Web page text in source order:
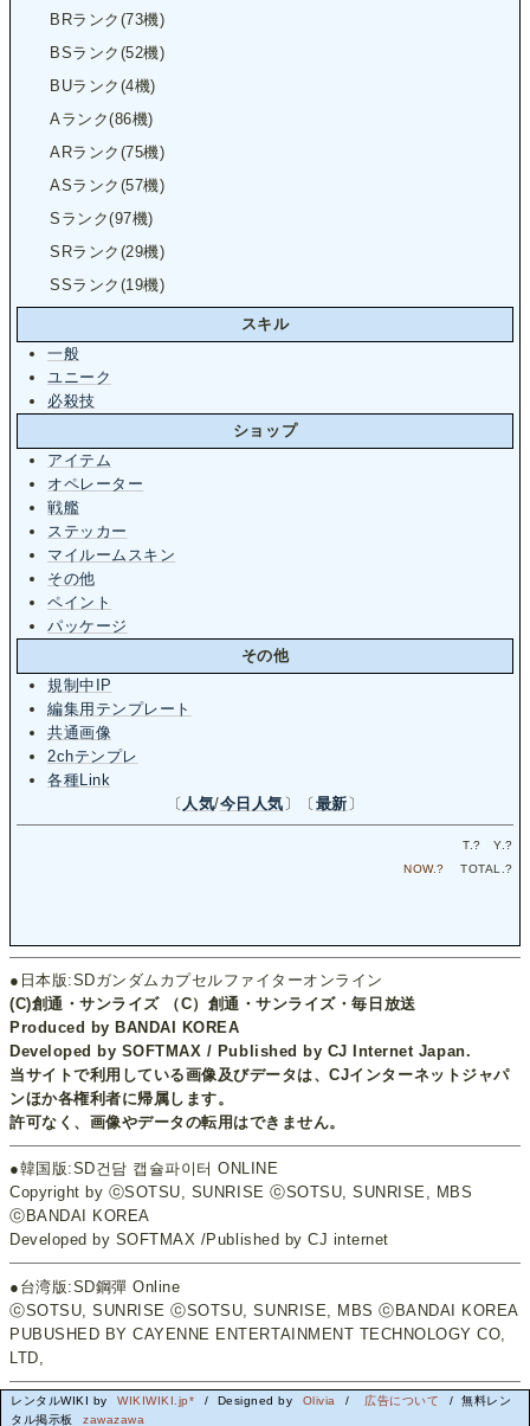
BRランク(73機)
BSランク(52機)
BUランク(4機)
Aランク(86機)
ARランク(75機)
ASランク(57機)
Sランク(97機)
SRランク(29機)
SSランク(19機)
スキル
一般
ユニーク
必殺技
ショップ
アイテム
オペレーター
戦艦
ステッカー
マイルームスキン
その他
ペイント
パッケージ
その他
規制中IP
編集用テンプレート
共通画像
2chテンプレ
各種Link
〔 人気/今日人気 〕〔 最新 〕
T.? Y.?
NOW.? TOTAL.?
●日本版:SDガンダムカプセルファイターオンライン
(C)創通・サンライズ （C）創通・サンライズ・毎日放送
Produced by BANDAI KOREA
Developed by SOFTMAX / Published by CJ Internet Japan.
当サイトで利用している画像及びデータは、CJインターネットジャパ
ンほか各権利者に帰属します。
許可なく、画像やデータの転用はできません。
●韓国版:SD건담 캡슐파이터 ONLINE
Copyright by ⓒSOTSU, SUNRISE ⓒSOTSU, SUNRISE, MBS
ⓒBANDAI KOREA
Developed by SOFTMAX /Published by CJ internet
●台湾版:SD鋼彈 Online
ⓒSOTSU, SUNRISE ⓒSOTSU, SUNRISE, MBS ⓒBANDAI KOREA
PUBUSHED BY CAYENNE ENTERTAINMENT TECHNOLOGY CO,
LTD,
レンタルWIKI by WIKIWIKI.jp* / Designed by Olivia / 広告について
/ 無料レン
タル掲示板
zawazawa